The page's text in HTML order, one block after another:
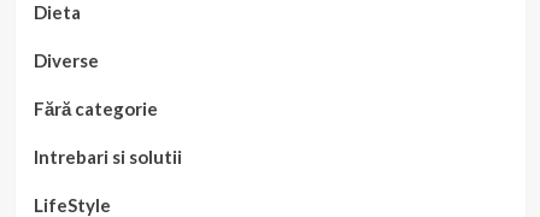
Dieta
Diverse
Fără categorie
Intrebari si solutii
LifeStyle